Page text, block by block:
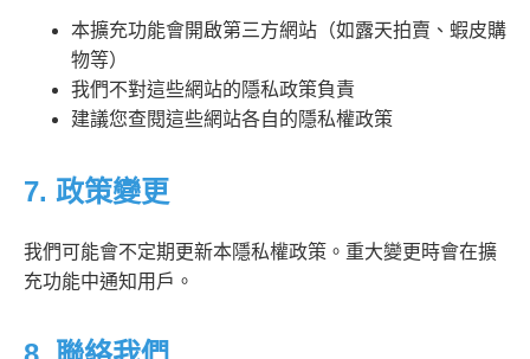
本擴充功能會開啟第三方網站（如露天拍賣、蝦皮購
物等）
我們不對這些網站的隱私政策負責
建議您查閱這些網站各自的隱私權政策
7. 政策變更
我們可能會不定期更新本隱私權政策。重大變更時會在擴
充功能中通知用戶。